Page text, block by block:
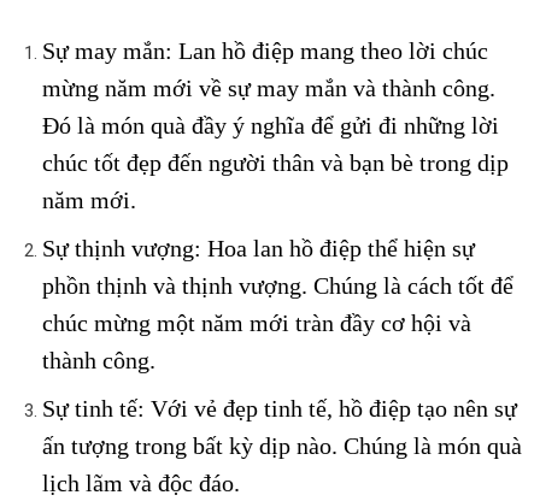
Sự may mắn: Lan hồ điệp mang theo lời chúc
mừng năm mới về sự may mắn và thành công.
Đó là món quà đầy ý nghĩa để gửi đi những lời
chúc tốt đẹp đến người thân và bạn bè trong dịp
năm mới.
Sự thịnh vượng: Hoa lan hồ điệp thể hiện sự
phồn thịnh và thịnh vượng. Chúng là cách tốt để
chúc mừng một năm mới tràn đầy cơ hội và
thành công.
Sự tinh tế: Với vẻ đẹp tinh tế, hồ điệp tạo nên sự
ấn tượng trong bất kỳ dịp nào. Chúng là món quà
lịch lãm và độc đáo.